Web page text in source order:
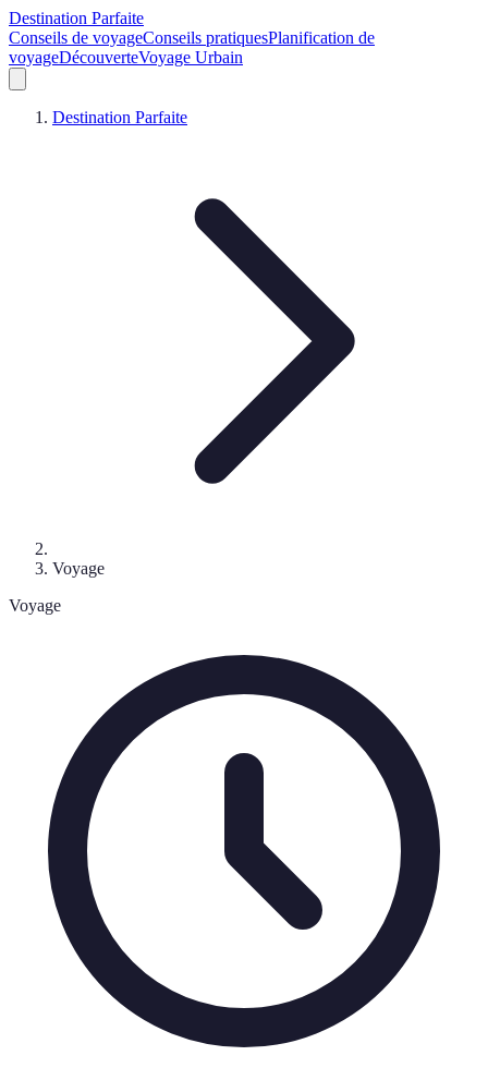
Destination Parfaite
Conseils de voyageConseils pratiquesPlanification de
voyageDécouverteVoyage Urbain
Destination Parfaite
Voyage
Voyage